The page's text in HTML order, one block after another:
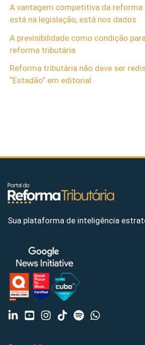
A vantagem competitiva da reforma
está na legislação, está nos dados
A previsibilidade como condição
reforma tributária
Reforma tributária não deve ser
“Estadão” em editorial
Sua plataforma de inteligência